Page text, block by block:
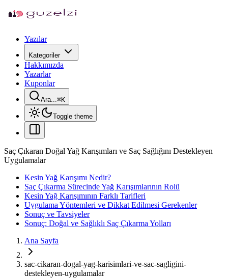
Yazılar
Kategoriler
Hakkımızda
Yazarlar
Kuponlar
Ara...⌘K
Toggle theme
Saç Çıkaran Doğal Yağ Karışımları ve Saç Sağlığını Destekleyen
Uygulamalar
Kesin Yağ Karışımı Nedir?
Saç Çıkarma Sürecinde Yağ Karışımlarının Rolü
Kesin Yağ Karışımının Farklı Tarifleri
Uygulama Yöntemleri ve Dikkat Edilmesi Gerekenler
Sonuç ve Tavsiyeler
Sonuç: Doğal ve Sağlıklı Saç Çıkarma Yolları
Ana Sayfa
sac-cikaran-dogal-yag-karisimlari-ve-sac-sagligini-
destekleyen-uygulamalar